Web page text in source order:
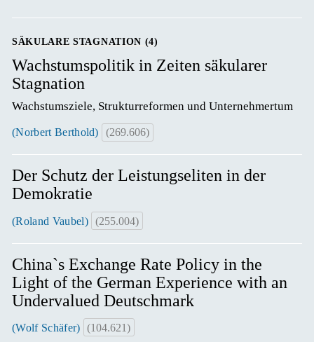
SÄKULARE STAGNATION (4)
Wachstumspolitik in Zeiten säkularer
Stagnation
Wachstumsziele, Strukturreformen und Unternehmertum
(Norbert Berthold) (269.606)
Der Schutz der Leistungseliten in der
Demokratie
(Roland Vaubel) (255.004)
China`s Exchange Rate Policy in the
Light of the German Experience with an
Undervalued Deutschmark
(Wolf Schäfer) (104.621)